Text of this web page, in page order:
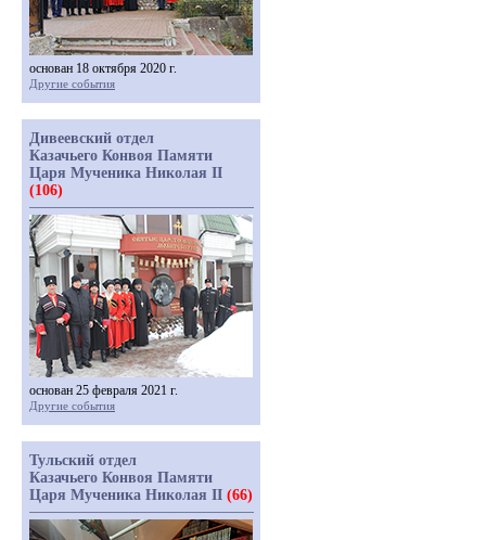
основан 18 октября 2020 г.
Другие события
Дивеевский отдел
Казачьего Конвоя Памяти
Царя Мученика Николая II
(106)
основан 25 февраля 2021 г.
Другие события
Тульский отдел
Казачьего Конвоя Памяти
Царя Мученика Николая II (66)